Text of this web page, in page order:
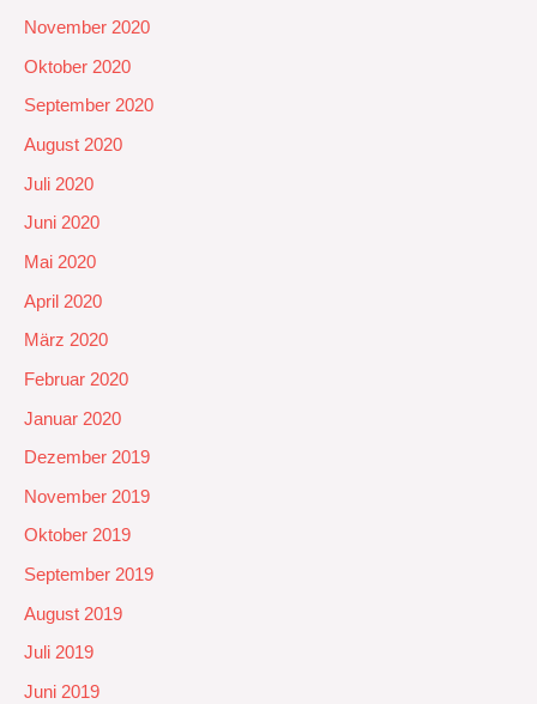
November 2020
Oktober 2020
September 2020
August 2020
Juli 2020
Juni 2020
Mai 2020
April 2020
März 2020
Februar 2020
Januar 2020
Dezember 2019
November 2019
Oktober 2019
September 2019
August 2019
Juli 2019
Juni 2019